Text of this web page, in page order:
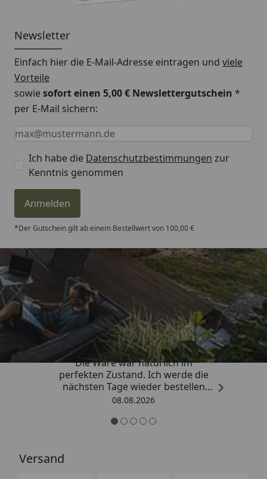
Newsletter
Einfach hier die E-Mail-Adresse eintragen und viele
Vorteile
sowiesofort einen 5,00 € Newslettergutschein *
per E-Mail sichern:
Keine Eingabe erforderlich
Eingabe erforderlich
E-Mail *
Ich habe die Datenschutzbestimmungen zur
Kenntnis genommen
Anmelden
*Der Gutschein gilt ab einem Bestellwert von 100,00 €
Trusted Shops
4,81/ 5
„Hervorragend schnelle Lieferung.
Die Ware war natürlich im
perfekten Zustand. Ich werde die
nächsten Tage wieder bestellen
Grüße an die Belegschaft gute
08.08.2026
Versand